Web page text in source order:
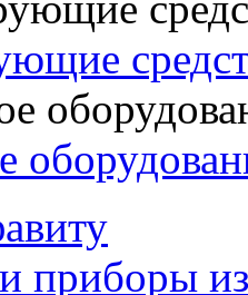
приборы из